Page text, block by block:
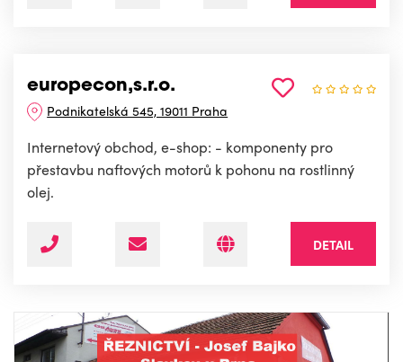
europecon,s.r.o.
Podnikatelská 545, 19011 Praha
Internetový obchod, e-shop: - komponenty pro
přestavbu naftových motorů k pohonu na rostlinný
olej.
DETAIL